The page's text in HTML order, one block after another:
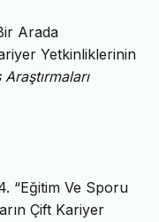
Arada
Yetkinliklerinin
“Eğitim Ve Sporu
Çift Kariyer